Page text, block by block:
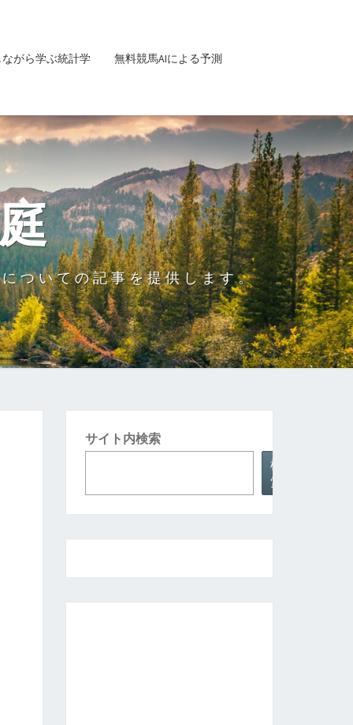
がら学ぶ統計学 無料競馬AIによる予測
ついての記事を提供します。
サイト内検索
検
索